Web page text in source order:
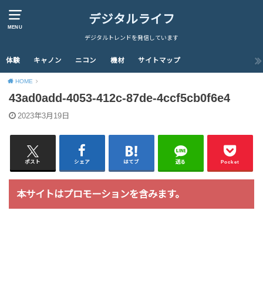
MENU
デジタルライフ
デジタルトレンドを発信しています
体験 キャノン ニコン 機材 サイトマップ
HOME
43ad0add-4053-412c-87de-4ccf5cb0f6e4
2023年3月19日
ポスト シェア はてブ 送る Pocket
本サイトはプロモーションを含みます。